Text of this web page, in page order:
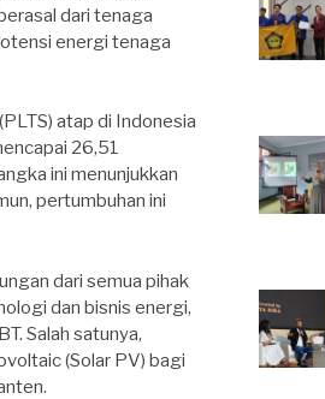
dari tenaga
energi tenaga
atap di Indonesia
26,51
ini menunjukkan
pertumbuhan ini
dari semua pihak
dan bisnis energi,
Salah satunya,
(Solar PV) bagi